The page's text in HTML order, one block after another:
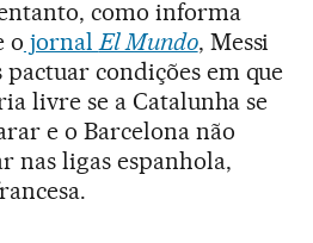
como informa
o jornalEl Mundo, Messi
pactuar condições em que
livre se a Catalunha se
e o Barcelona não
nas ligas espanhola,